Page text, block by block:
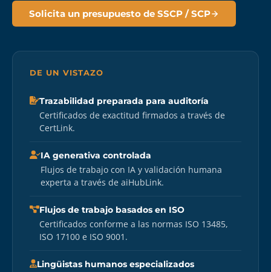
Solicita un presupuesto de SSCP / SCP
DE UN VISTAZO
Trazabilidad preparada para auditoría
Certificados de exactitud firmados a través de
CertLink.
IA generativa controlada
Flujos de trabajo con IA y validación humana
experta a través de aiHubLink.
Flujos de trabajo basados en ISO
Certificados conforme a las normas ISO 13485,
ISO 17100 e ISO 9001.
Lingüistas humanos especializados